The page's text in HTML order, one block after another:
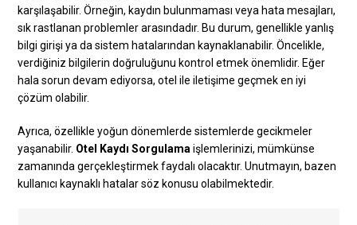
karşılaşabilir. Örneğin, kaydın bulunmaması veya hata mesajları,
sık rastlanan problemler arasındadır. Bu durum, genellikle yanlış
bilgi girişi ya da sistem hatalarından kaynaklanabilir. Öncelikle,
verdiğiniz bilgilerin doğruluğunu kontrol etmek önemlidir. Eğer
hala sorun devam ediyorsa, otel ile iletişime geçmek en iyi
çözüm olabilir.
Ayrıca, özellikle yoğun dönemlerde sistemlerde gecikmeler
yaşanabilir. Otel Kaydı Sorgulama işlemlerinizi, mümkünse
zamanında gerçekleştirmek faydalı olacaktır. Unutmayın, bazen
kullanıcı kaynaklı hatalar söz konusu olabilmektedir.